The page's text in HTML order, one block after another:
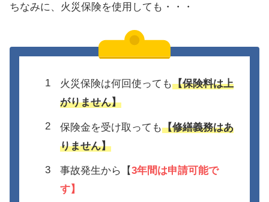
ちなみに、火災保険を使用しても・・・
火災保険は何回使っても【保険料は上
がりません】
保険金を受け取っても【修繕義務はあ
りません】
事故発生から【3年間は申請可能で
す】